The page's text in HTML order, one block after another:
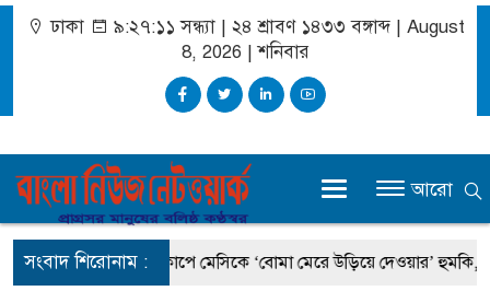
ঢাকা ৯:২৭:১১ সন্ধ্যা| ২৪ শ্রাবণ ১৪৩৩ বঙ্গাব্দ | August
8, 2026 |শনিবার
আরো
সংবাদ শিরোনাম :বিশ্বকাপে মেসিকে ‘বোমা মেরে উড়িয়ে দেওয়ার’ হুমকি,